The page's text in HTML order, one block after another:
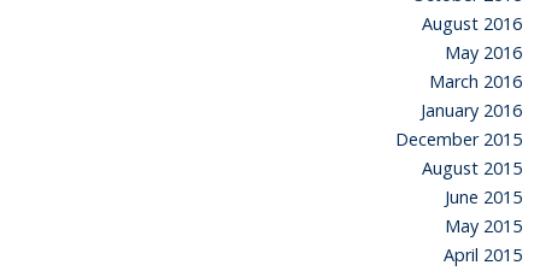
August 2016
May 2016
March 2016
January 2016
December 2015
August 2015
June 2015
May 2015
April 2015